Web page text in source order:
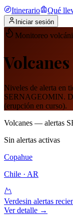
Itinerario Qué
Iniciar sesión
Monitoreo
Niveles de alerta en
SERNAGEOMIN.
(erupción en curso).
Volcanes — alertas
Sin alertas activas
Copahue
Chile · AR
Verdesin alertas
Ver detalle →